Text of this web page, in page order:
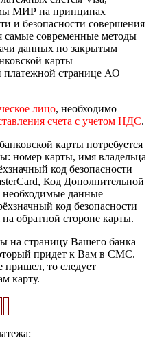
МИР на принципах
и безопасности совершения
самые современные методы
данных по закрытым
карты
платежной странице АО
лицо, необходимо
счета с учетом НДС.
карты потребуется
номер карты, имя владельца
код безопасности
Код Дополнительной
данные
код безопасности
обратной стороне карты.
на страницу Вашего банка
придет к Вам в СМС.
пришел, то следует
карту.